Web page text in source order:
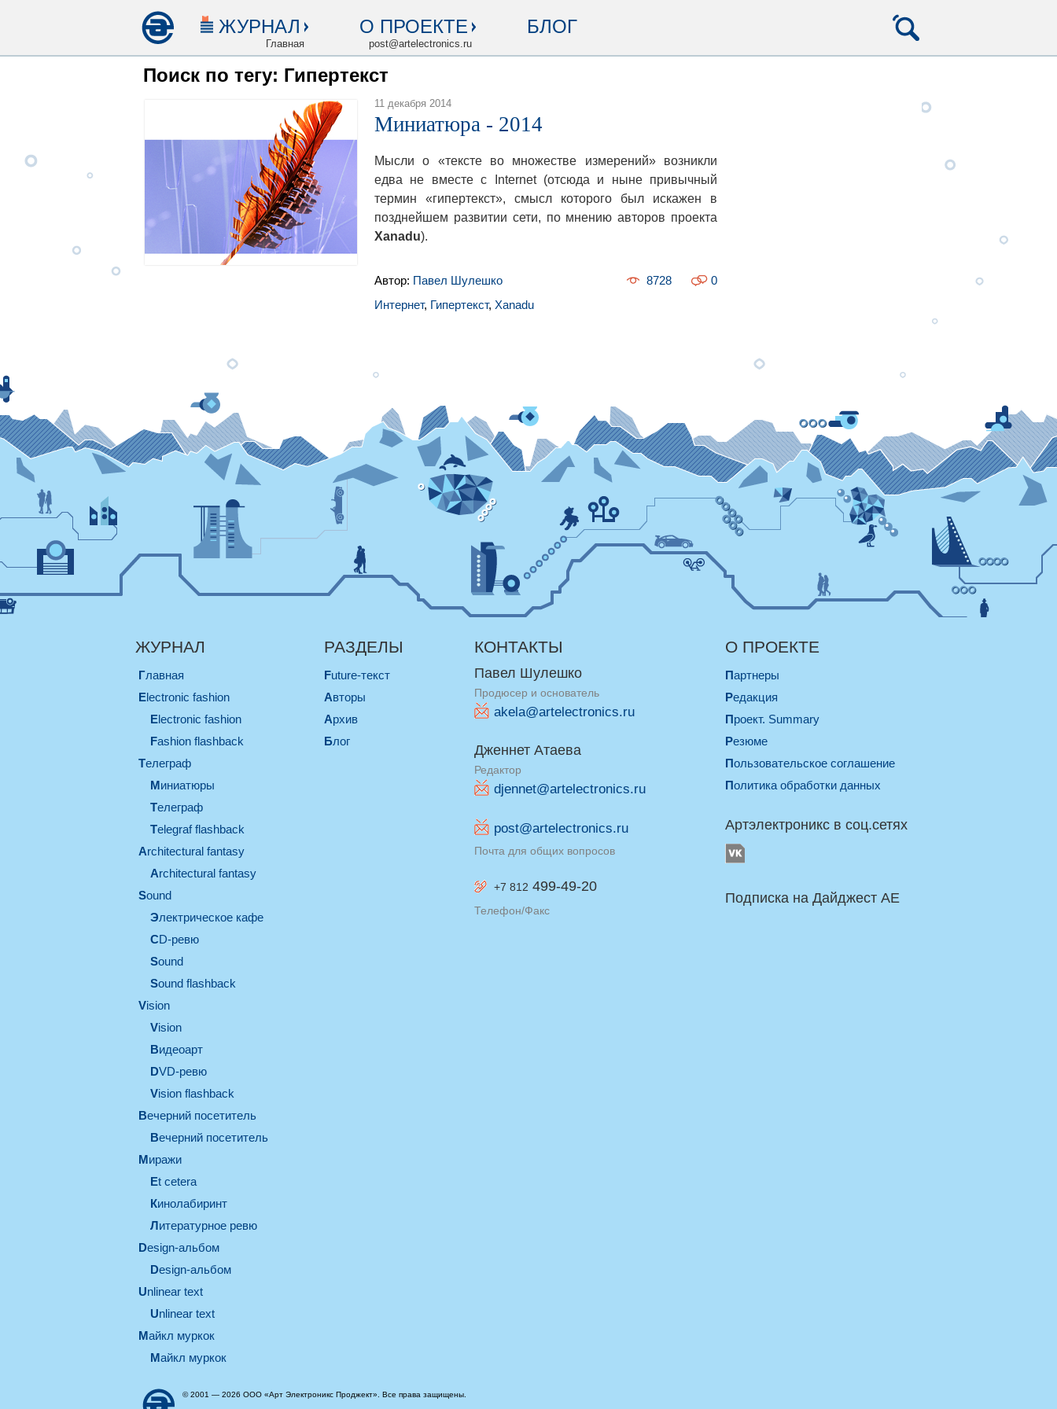
ЖУРНАЛ
Главная
О ПРОЕКТЕ
post@artelectronics.ru
БЛОГ
Поиск по тегу: Гипертекст
11 декабря 2014
Миниатюра - 2014
Мысли о «тексте во множестве измерений» возникли
едва не вместе с Internet (отсюда и ныне привычный
термин «гипертекст», смысл которого был искажен в
позднейшем развитии сети, по мнению авторов проекта
Xanadu).
Автор: Павел Шулешко 0
8728
Интернет, Гипертекст, Xanadu
ЖУРНАЛ
Главная
electronic fashion
electronic fashion
Fashion flashback
телеграф
миниатюры
телеграф
Telegraf flashback
architectural fantasy
architectural fantasy
sound
электрическое кафе
CD-ревю
sound
Sound flashback
vision
vision
видеоарт
DVD-ревю
Vision flashback
вечерний посетитель
вечерний посетитель
миражи
et cetera
кинолабиринт
литературное ревю
design-альбом
design-альбом
unlinear text
Unlinear text
майкл муркок
майкл муркок
РАЗДЕЛЫ
Future-текст
Авторы
Архив
Блог
КОНТАКТЫ
Павел Шулешко
Продюсер и основатель
akela@artelectronics.ru
Дженнет Атаева
Редактор
djennet@artelectronics.ru
post@artelectronics.ru
Почта для общих вопросов
+7 812 499-49-20
Телефон/Факс
О ПРОЕКТЕ
Партнеры
Редакция
Проект. Summary
Резюме
Пользовательское соглашение
Политика обработки данных
Артэлектроникс в соц.сетях
Подписка на Дайджест AE
© 2001 — 2026 ООО «Арт Электроникс Проджект». Все права защищены.